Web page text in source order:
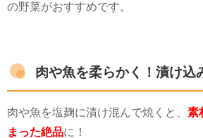
の野菜がおすすめです。
肉や魚を柔らかく！漬け込
肉や魚を塩麹に漬け混んで焼くと、 素
まった絶品に！